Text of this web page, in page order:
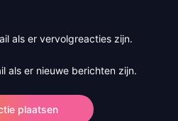
als er vervolgreacties zijn.
als er nieuwe berichten zijn.